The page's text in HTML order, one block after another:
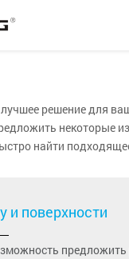
решение для
некоторые
найти
и поверхности